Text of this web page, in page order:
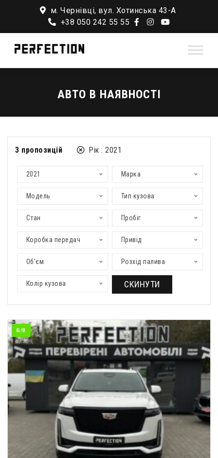
м. Чернівці, вул. Хотинська 43-А
+38 050 242 55 55
АВТО В НАЯВНОСТІ
3 пропозицій Рік : 2021
2021 Марка
Модель Тип кузова
Стан Пробіг
Коробка передач Привід
Об'єм Розхід палива
Колір кузова СКИНУТИ
Б/В